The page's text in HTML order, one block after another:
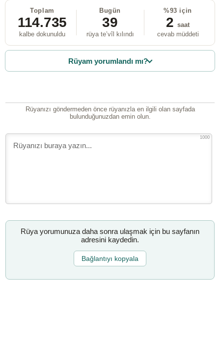
Toplam
114.735
kalbe dokunuldu
Bugün
39
rüya te’vîl kılındı
%93 için
2 saat
cevab müddeti
Rüyam yorumlandı mı?
Rüyanızı göndermeden önce rüyanızla en ilgili olan sayfada
bulunduğunuzdan emin olun.
1000
Rüya yorumunuza daha sonra ulaşmak için bu sayfanın
adresini kaydedin.
Bağlantıyı kopyala